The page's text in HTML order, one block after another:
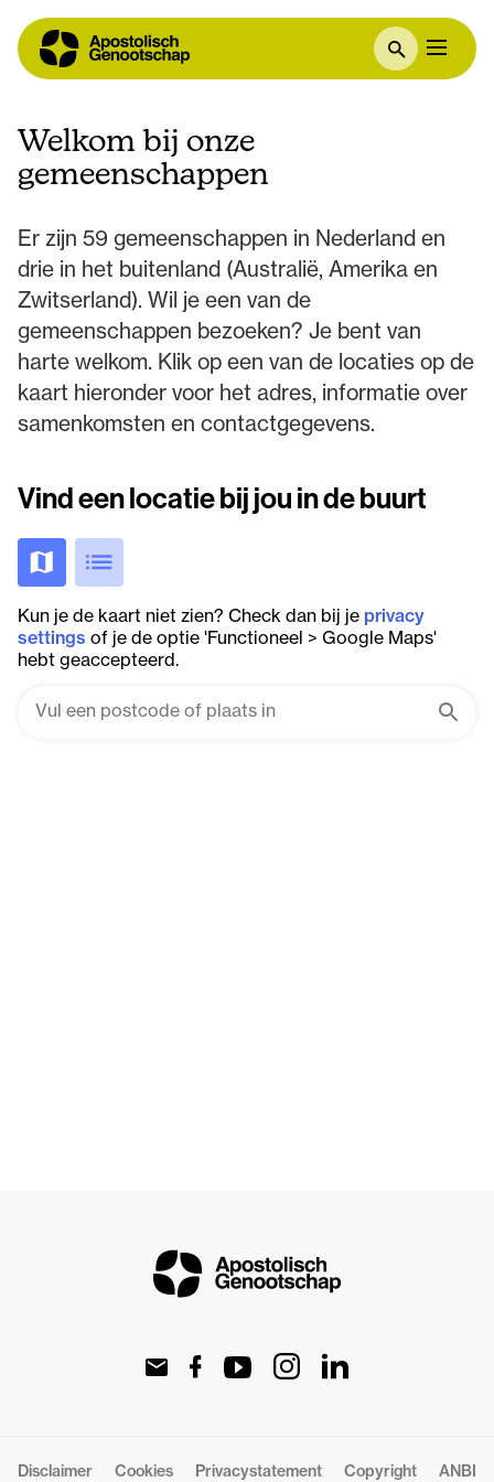
Welkom bij onze
gemeenschappen
Er zijn 59 gemeenschappen in Nederland en
drie in het buitenland (Australië, Amerika en
Zwitserland). Wil je een van de
gemeenschappen bezoeken? Je bent van
harte welkom. Klik op een van de locaties op de
kaart hieronder voor het adres, informatie over
samenkomsten en contactgegevens.
Vind een locatie bij jou in de buurt
Kun je de kaart niet zien? Check dan bij je privacy
settings of je de optie 'Functioneel > Google Maps'
hebt geaccepteerd.
Geen resultaten gevonden.
Disclaimer Cookies Privacystatement Copyright ANBI